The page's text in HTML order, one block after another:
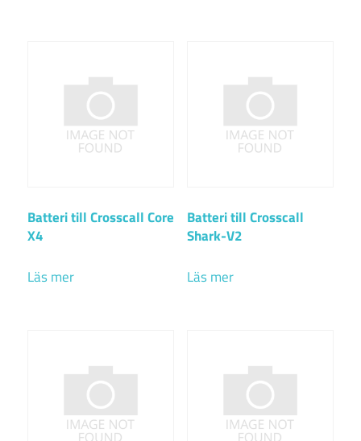
Batteri till Crosscall Core
X4
Läs mer
Batteri till Crosscall
Shark-V2
Läs mer